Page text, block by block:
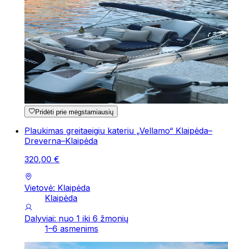
Pridėti prie mėgstamiausių
Plaukimas greitaeigiu kateriu „Vellamo“ Klaipėda–
Dreverna–Klaipėda
320,00 €
Vietovė: Klaipėda
Klaipėda
Dalyviai: nuo 1 iki 6 žmonių
1–6 asmenims